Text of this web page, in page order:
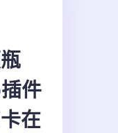
件
在